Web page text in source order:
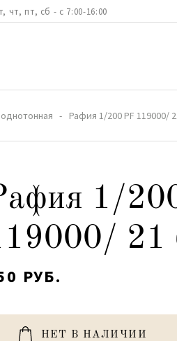
чт, пт, сб - с 7:00-16:00
Рафия 1/200 PF 119000/
1/
21
РУБ.
НЕТ В НАЛИЧИИ